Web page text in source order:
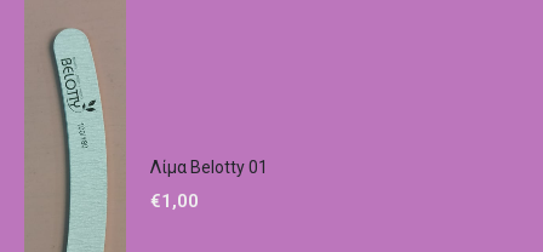
Λίμα Belotty 01
€1,00